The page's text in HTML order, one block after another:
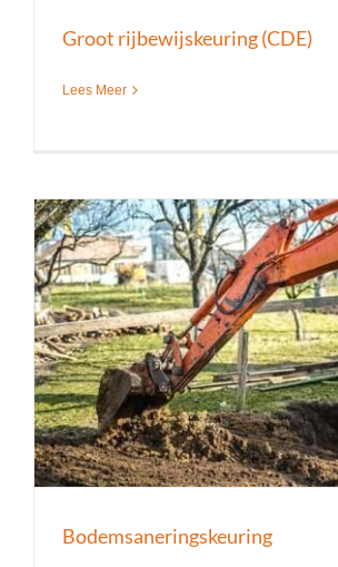
Groot rijbewijskeuring (CDE)
Lees Meer
Bodemsaneringskeuring